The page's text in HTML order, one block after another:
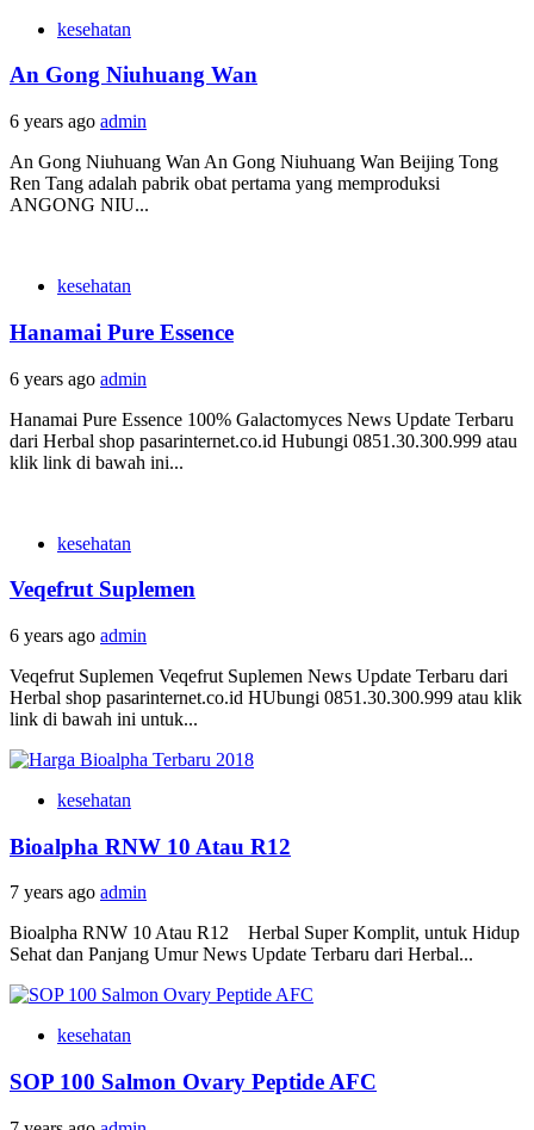
kesehatan
An Gong Niuhuang Wan
6 years ago admin
An Gong Niuhuang Wan An Gong Niuhuang Wan Beijing Tong
Ren Tang adalah pabrik obat pertama yang memproduksi
ANGONG NIU...
kesehatan
Hanamai Pure Essence
6 years ago admin
Hanamai Pure Essence 100% Galactomyces News Update Terbaru
dari Herbal shop pasarinternet.co.id Hubungi 0851.30.300.999 atau
klik link di bawah ini...
kesehatan
Veqefrut Suplemen
6 years ago admin
Veqefrut Suplemen Veqefrut Suplemen News Update Terbaru dari
Herbal shop pasarinternet.co.id HUbungi 0851.30.300.999 atau klik
link di bawah ini untuk...
kesehatan
Bioalpha RNW 10 Atau R12
7 years ago admin
Bioalpha RNW 10 Atau R12 Herbal Super Komplit, untuk Hidup
Sehat dan Panjang Umur News Update Terbaru dari Herbal...
kesehatan
SOP 100 Salmon Ovary Peptide AFC